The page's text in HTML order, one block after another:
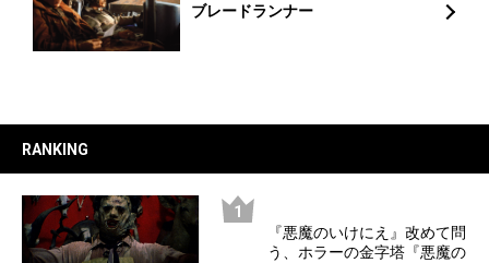
ブレードランナー
RANKING
『悪魔のいけにえ』改めて問
う、ホラーの金字塔『悪魔の